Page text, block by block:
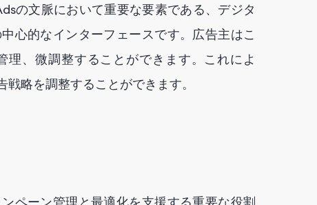
の文脈において重要な要素である、デジタ
心的なインターフェースです。広告主はこ
、微調整することができます。これによ
略を調整することができます。
ペーン管理と最適化を支援する重要な役割